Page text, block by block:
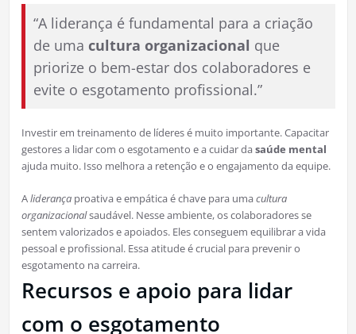
“A liderança é fundamental para a criação
de uma cultura organizacional que
priorize o bem-estar dos colaboradores e
evite o esgotamento profissional.”
Investir em treinamento de líderes é muito importante. Capacitar
gestores a lidar com o esgotamento e a cuidar dasaúde mental
ajuda muito. Isso melhora a retenção e o engajamento da equipe.
Aliderançaproativa e empática é chave para umacultura
organizacionalsaudável. Nesse ambiente, os colaboradores se
sentem valorizados e apoiados. Eles conseguem equilibrar a vida
pessoal e profissional. Essa atitude é crucial para prevenir o
esgotamento na carreira.
Recursos e apoio para lidar
com o esgotamento